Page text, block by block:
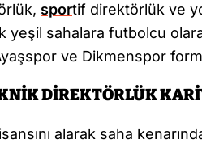
sportif direktörlük ve
sahalara futbolcu
ve Dikmenspor
DİREKTÖRLÜK
alarak saha